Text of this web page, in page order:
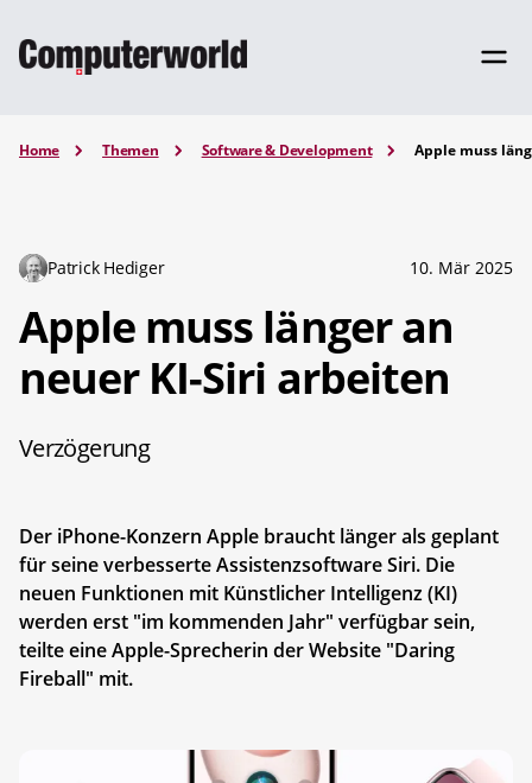
Home Themen Software & Development Apple muss
Patrick Hediger 10. Mär 2025
Apple muss länger an
neuer KI-Siri arbeiten
Verzögerung
Der iPhone-Konzern Apple braucht länger als geplant
für seine verbesserte Assistenzsoftware Siri. Die
neuen Funktionen mit Künstlicher Intelligenz (KI)
werden erst "im kommenden Jahr" verfügbar sein,
teilte eine Apple-Sprecherin der Website "Daring
Fireball" mit.